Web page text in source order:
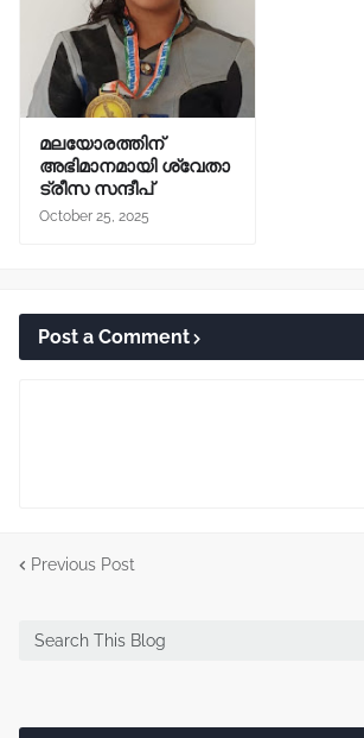
മലയോരത്തിന്
അഭിമാനമായി ശ്വേതാ
ട്രീസ സന്ദീപ്
October 25, 2025
Post a Comment
Previous Post